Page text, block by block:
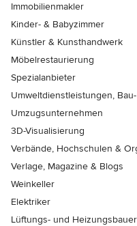
Immobilienmakler
Kinder- & Babyzimmer
Künstler & Kunsthandwerk
Möbelrestaurierung
Spezialanbieter
Umweltdienstleistungen,
Umzugsunternehmen
3D-Visualisierung
Verbände, Hochschulen &
Verlage, Magazine & Blogs
Weinkeller
Elektriker
Lüftungs- und Heizungsbauer